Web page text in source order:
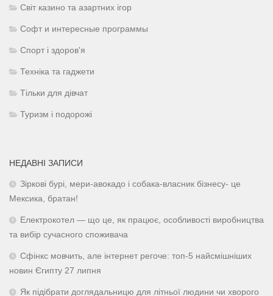
Світ казино та азартних ігор
Софт и интересные программы
Спорт і здоров'я
Техніка та гаджети
Тільки для дівчат
Туризм і подорожі
НЕДАВНІ ЗАПИСИ
Зіркові бурі, мери-авокадо і собака-власник бізнесу- це
Мексика, братан!
Електрокотел — що це, як працює, особливості виробництва
та вибір сучасного споживача
Сфінкс мовчить, але інтернет регоче: топ-5 найсмішніших
новин Єгипту 27 липня
Як підібрати доглядальницю для літньої людини чи хворого